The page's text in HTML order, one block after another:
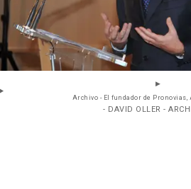
Archivo - El fundador de
- DAVID OLLER -